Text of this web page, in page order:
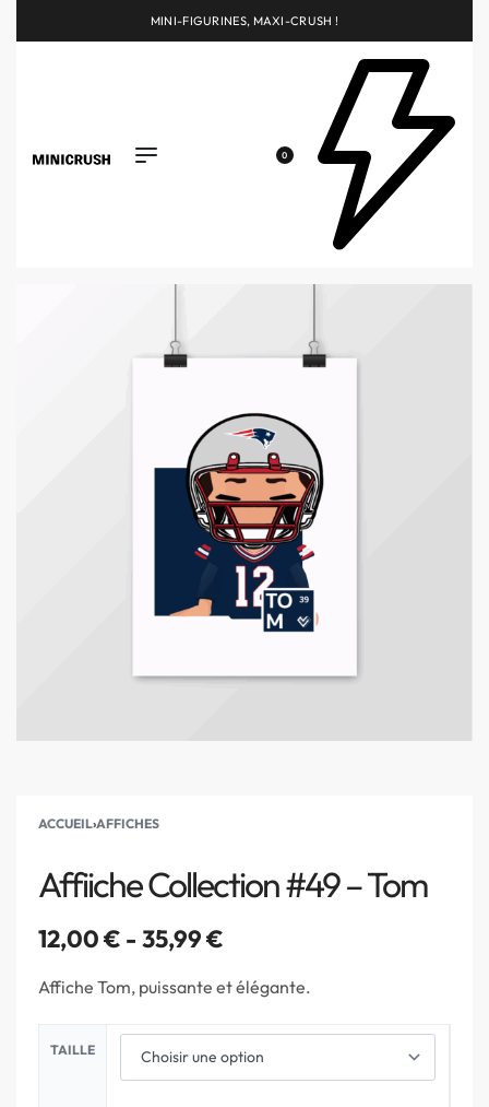
MINI-FIGURINES, MAXI-CRUSH !
0
ACCUEIL›AFFICHES
Affiiche Collection #49 – Tom
12,00€ 35,99€
Affiche Tom, puissante et élégante.
TAILLE